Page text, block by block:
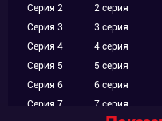
них время на
продажам, ведь
куда более
Впрочем, развитию
Серия 2
2 серия
Серия 3
3 серия
Серия 4
4 серия
Серия 5
5 серия
Серия 6
6 серия
Серия 7
7 серия